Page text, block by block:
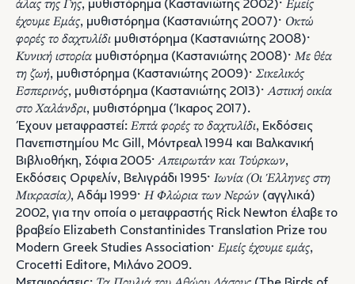
άλας της Γης, μυθιστόρημα (Καστανιώτης 2002)· Εμείς
έχουμε Εμάς, μυθιστόρημα (Καστανιώτης 2007)· Οκτώ
φορές το δαχτυλίδι μυθιστόρημα (Καστανιώτης 2008)·
Κυνική ιστορία μυθιστόρημα (Καστανιώτης 2008)·Με θέα
τη ζωή, μυθιστόρημα (Καστανιώτης 2009)· Σικελικός
Εσπερινός, μυθιστόρημα (Καστανιώτης 2013)·Αστική οικία
στο Χαλάνδρι, μυθιστόρημα (Ίκαρος 2017).
Έχουν μεταφραστεί: Επτά φορές το δαχτυλίδι, Εκδόσεις
Πανεπιστημίου Mc Gill, Μόντρεαλ 1994 και Βαλκανική
Βιβλιοθήκη, Σόφια 2005·Απειρωτάν και Τούρκων,
Εκδόσεις Ορφελίν, Βελιγράδι 1995· Ιωνία (Οι Έλληνες στη
Μικρασία), Αδάμ 1999· Η Φλώρια των Νερών (αγγλικά)
2002, για την οποία ο μεταφραστής Rick Newton έλαβε το
βραβείο Elizabeth Constantinides Translation Prize του
Modern Greek Studies Association· Εμείς έχουμε εμάς,
Crocetti Editore, Μιλάνο 2009.